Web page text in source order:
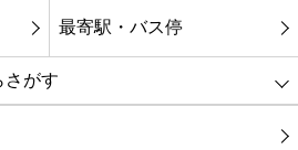
最寄駅・バス停
さがす